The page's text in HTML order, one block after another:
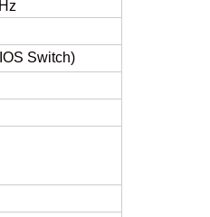
Switch)